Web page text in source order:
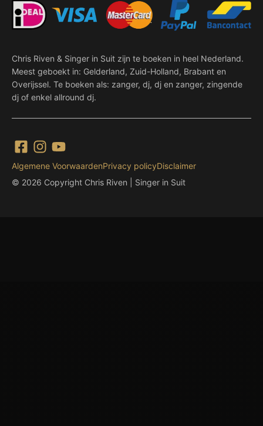
Chris Riven & Singer in Suit zijn te boeken in heel Nederland.
Meest geboekt in: Gelderland, Zuid-Holland, Brabant en
Overijssel. Te boeken als: zanger, dj, dj en zanger, zingende
dj of enkel allround dj.
© 2026 Copyright Chris Riven | Singer in Suit
Algemene VoorwaardenPrivacy policyDisclaimer